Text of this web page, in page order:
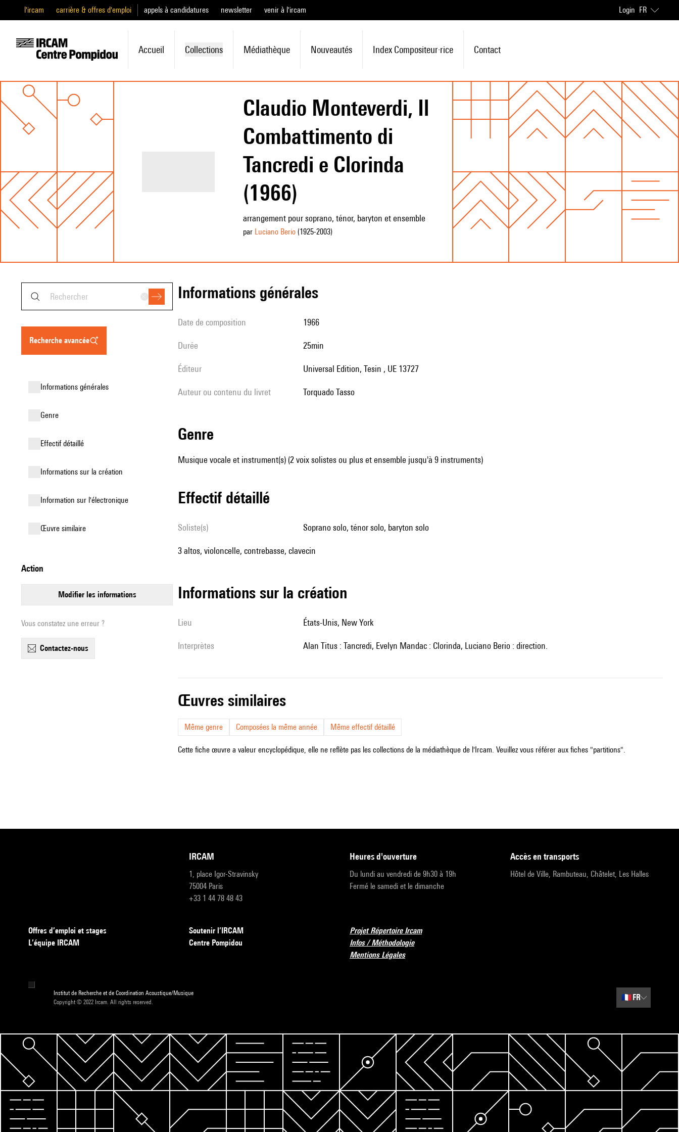
l'ircam carrière & offres d'emploi appels à candidatures newsletter venir à l'ircam Login FR
Accueil Collections Médiathèque Nouveautés Index Compositeur·rice Contact
Claudio Monteverdi, Il
Combattimento di
Tancredi e Clorinda
(1966)
arrangement pour soprano, ténor, baryton et ensemble
par Luciano Berio(1925-2003)
recherche avancée
informations générales
genre
effectif détaillé
informations sur la création
Information sur l'électronique
œuvre similaire
action
modifier les informations
Vous constatez une erreur ?
contactez-nous
informations générales
date de composition 1966
durée 25min
éditeur Universal Edition, Tesin , UE 13727
Auteur ou contenu du livret Torquado Tasso
genre
Musique vocale et instrument(s) (2 voix solistes ou plus et ensemble jusqu'à 9 instruments)
effectif détaillé
Soliste(s) soprano solo, ténor solo, baryton solo
3 altos, violoncelle, contrebasse, clavecin
informations sur la création
lieu États-Unis, New York
interprètes Alan Titus : Tancredi, Evelyn Mandac : Clorinda, Luciano Berio : direction.
œuvres similaires
Même genre Composées la même année Même effectif détaillé
Cette fiche œuvre a valeur encyclopédique, elle ne reflète pas les collections de la médiathèque de l'Ircam. Veuillez vous référer aux fiches "partitions".
IRCAM
1, place Igor-Stravinsky
75004 Paris
+33 1 44 78 48 43
heures d'ouverture
Du lundi au vendredi de 9h30 à 19h
Fermé le samedi et le dimanche
accès en transports
Hôtel de Ville, Rambuteau, Châtelet, Les Halles
Offres d’emploi et stages
L’équipe IRCAM
Soutenir l’IRCAM
Centre Pompidou
Projet Répertoire Ircam
Infos / Méthodologie
Mentions Légales
Institut de Recherche et de Coordination Acoustique/Musique
Copyright © 2022 Ircam. All rights reserved.
🇫🇷 FR